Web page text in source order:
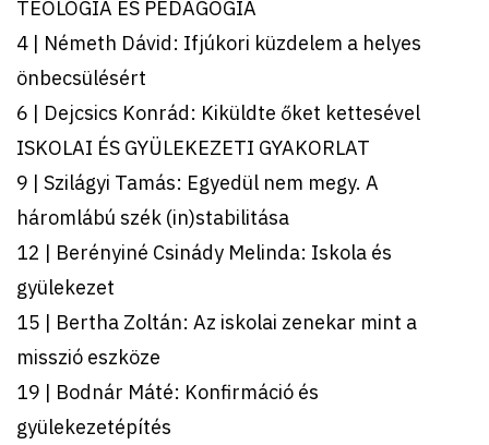
TEOLÓGIA ÉS PEDAGÓGIA
4 | Németh Dávid: Ifjúkori küzdelem a helyes
önbecsülésért
6 | Dejcsics Konrád: Kiküldte őket kettesével
ISKOLAI ÉS GYÜLEKEZETI GYAKORLAT
9 | Szilágyi Tamás: Egyedül nem megy. A
háromlábú szék (in)stabilitása
12 | Berényiné Csinády Melinda: Iskola és
gyülekezet
15 | Bertha Zoltán: Az iskolai zenekar mint a
misszió eszköze
19 | Bodnár Máté: Konfirmáció és
gyülekezetépítés